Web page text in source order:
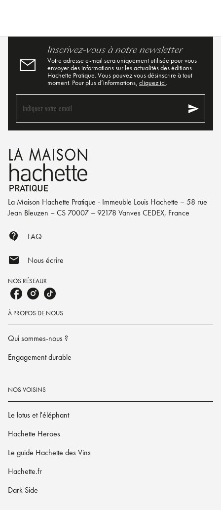
Inscrivez-vous à notre newsletter
Votre adresse e-mail sera uniquement utilisée pour vous
envoyer des informations sur les actualités des éditions
Hachette Pratique. Vous pouvez vous désinscrire à tout
moment. Pour plus d’informations, cliquez ici.
Indiquez votre email send
La Maison Hachette Pratique - Immeuble Louis Hachette – 58 rue
Jean Bleuzen – CS 70007 – 92178 Vanves CEDEX, France
contact_support FAQ
mail Nous écrire
NOS RÉSEAUX
À PROPOS DE NOUS
Qui sommes-nous ?
Engagement durable
NOS VOISINS
Le lotus et l'éléphant
Hachette Heroes
Le guide Hachette des Vins
Hachette.fr
Dark Side